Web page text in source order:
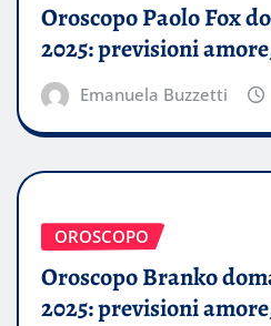
Oroscopo Paolo Fox
2025: previsioni
Emanuela Buzzetti
OROSCOPO
Oroscopo Branko
2025: previsioni